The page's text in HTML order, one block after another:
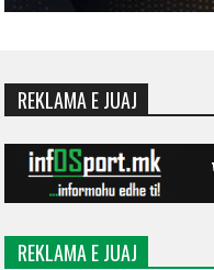
REKLAMA E JUAJ
REKLAMA E JUAJ